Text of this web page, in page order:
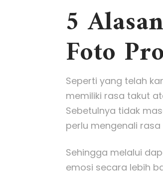
5
Foto
Seperti yang telah
memiliki rasa takut
Sebetulnya tidak
perlu mengenali
Sehingga melalui
emosi secara lebih